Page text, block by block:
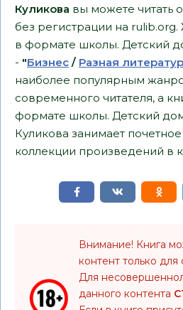
Куликова вы можете читать
без регистрации на
в формате школы. Детский
- "Бизнес / Разная
наиболее популярным
современного читателя, а
формате школы. Детский
Куликова занимает
коллекции произведений в
Внимание! Книга
контент только
Для
данного контента